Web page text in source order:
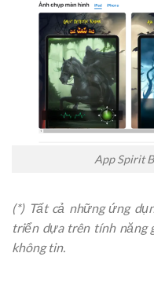
App Spirit
(*) Tất cả những ứng
triển dựa trên tính năng
không tin.